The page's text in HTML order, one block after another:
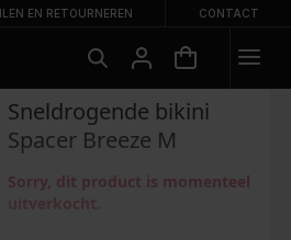
EN RETOURNEREN CONTACT
Sneldrogende bikini
Spacer Breeze M
Sorry, dit product is momenteel
uitverkocht.